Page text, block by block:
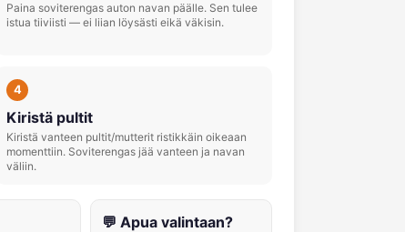
Paina soviterengas auton navan päälle. Sen tulee
istua tiiviisti — ei liian löysästi eikä väkisin.
4
Kiristä pultit
Kiristä vanteen pultit/mutterit ristikkäin oikeaan
momenttiin. Soviterengas jää vanteen ja navan
väliin.
💬 Apua valintaan?